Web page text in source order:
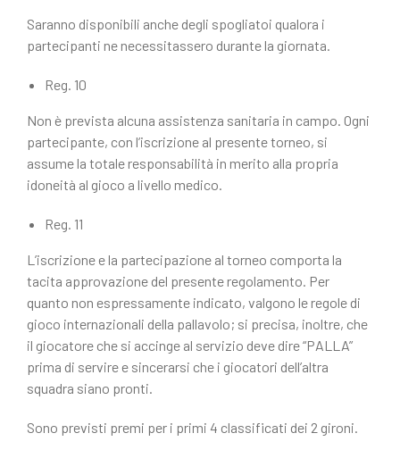
Saranno disponibili anche degli spogliatoi qualora i
partecipanti ne necessitassero durante la giornata.
Reg. 10
Non è prevista alcuna assistenza sanitaria in campo. Ogni
partecipante, con l’iscrizione al presente torneo, si
assume la totale responsabilità in merito alla propria
idoneità al gioco a livello medico.
Reg. 11
L’iscrizione e la partecipazione al torneo comporta la
tacita approvazione del presente regolamento. Per
quanto non espressamente indicato, valgono le regole di
gioco internazionali della pallavolo; si precisa, inoltre, che
il giocatore che si accinge al servizio deve dire “PALLA”
prima di servire e sincerarsi che i giocatori dell’altra
squadra siano pronti.
Sono previsti premi per i primi 4 classificati dei 2 gironi.